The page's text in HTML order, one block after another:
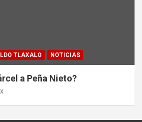
TLAXALO NOTICIAS
a Peña Nieto?